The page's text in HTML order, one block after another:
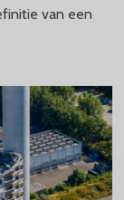
van een